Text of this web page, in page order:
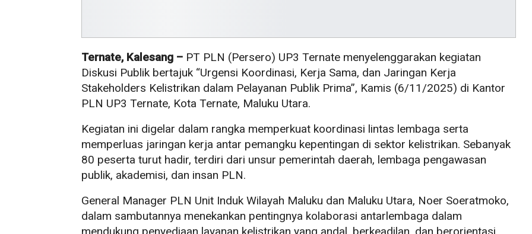
Ternate, Kalesang – PT PLN (Persero) UP3 Ternate menyelenggarakan kegiatan
Diskusi Publik bertajuk “Urgensi Koordinasi, Kerja Sama, dan Jaringan Kerja
Stakeholders Kelistrikan dalam Pelayanan Publik Prima”, Kamis (6/11/2025) di Kantor
PLN UP3 Ternate, Kota Ternate, Maluku Utara.
Kegiatan ini digelar dalam rangka memperkuat koordinasi lintas lembaga serta
memperluas jaringan kerja antar pemangku kepentingan di sektor kelistrikan. Sebanyak
80 peserta turut hadir, terdiri dari unsur pemerintah daerah, lembaga pengawasan
publik, akademisi, dan insan PLN.
General Manager PLN Unit Induk Wilayah Maluku dan Maluku Utara, Noer Soeratmoko,
dalam sambutannya menekankan pentingnya kolaborasi antarlembaga dalam
mendukung penyediaan layanan kelistrikan yang andal, berkeadilan, dan berorientasi